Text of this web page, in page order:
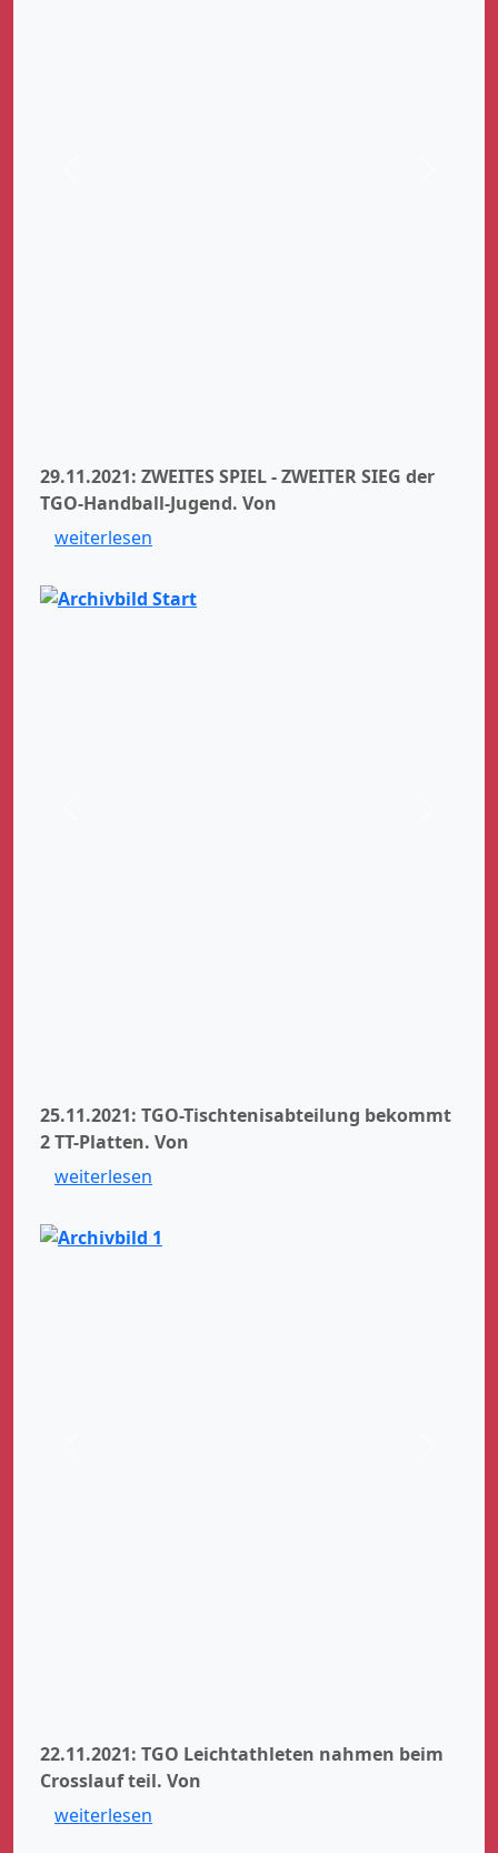
29.11.2021: ZWEITES SPIEL - ZWEITER SIEG der
TGO-Handball-Jugend. Von
weiterlesen
25.11.2021: TGO-Tischtenisabteilung bekommt
2 TT-Platten. Von
weiterlesen
22.11.2021: TGO Leichtathleten nahmen beim
Crosslauf teil. Von
weiterlesen